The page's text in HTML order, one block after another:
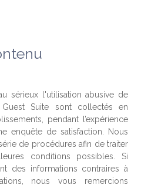
sérieux l'utilisation abusive de
Suite sont collectés en
pendant l’expérience
enquête de satisfaction. Nous
de procédures afin de traiter
conditions possibles. Si
des informations contraires à
nous vous remercions